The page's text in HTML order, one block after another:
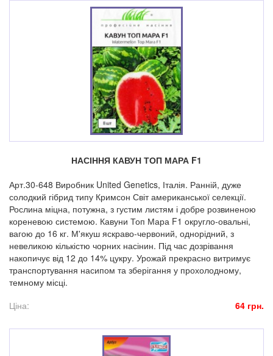
НАСІННЯ КАВУН ТОП МАРА F1
Арт.30-648 Виробник United Genetics, Італія. Ранній, дуже
солодкий гібрид типу Кримсон Світ американської селекції.
Рослина міцна, потужна, з густим листям і добре розвиненою
кореневою системою. Кавуни Топ Мара F1 округло-овальні,
вагою до 16 кг. М'якуш яскраво-червоний, однорідний, з
невеликою кількістю чорних насінин. Під час дозрівання
накопичує від 12 до 14% цукру. Урожай прекрасно витримує
транспортування насипом та зберігання у прохолодному,
темному місці.
Ціна:
64 грн.